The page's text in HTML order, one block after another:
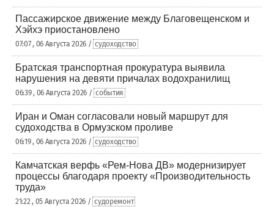
Пассажирское движение между Благовещенском и
Хэйхэ приостановлено
07:07 , 06 Августа 2026 / судоходство
Братская транспортная прокуратура выявила
нарушения на девяти причалах водохранилищ
06:39 , 06 Августа 2026 / события
Иран и Оман согласовали новый маршрут для
судоходства в Ормузском проливе
06:19 , 06 Августа 2026 / судоходство
Камчатская верфь «Рем-Нова ДВ» модернизирует
процессы благодаря проекту «Производительность
труда»
21:22 , 05 Августа 2026 / судоремонт